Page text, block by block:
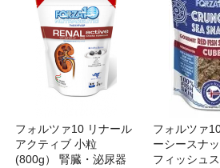
フォルツァ10 リナール
アクティブ 小粒
(800g） 腎臓・泌尿器
フォルツァ
ーシースナ
フィッシュ